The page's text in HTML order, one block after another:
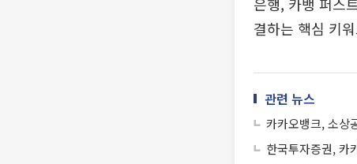
결하는 핵심 키
관련 뉴스
카카오뱅크, 소상
한국투자증권, 카